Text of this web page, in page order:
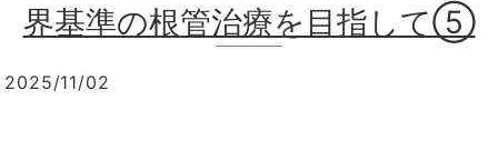
界基準の根管治療を目指して⑤
2025/11/02